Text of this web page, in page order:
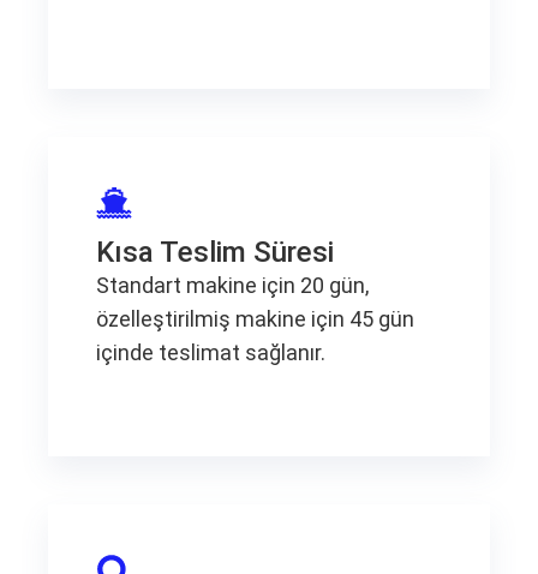
Kısa Teslim Süresi
Standart makine için 20 gün,
özelleştirilmiş makine için 45 gün
içinde teslimat sağlanır.